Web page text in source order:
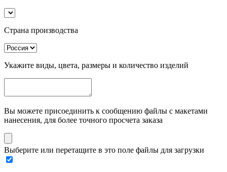
Страна производства
Укажите виды, цвета, размеры и количество изделий
Вы можете присоединить к сообщению файлы с макетами
нанесения, для более точного просчета заказа
Выберите или перетащите в это поле файлы для загрузки